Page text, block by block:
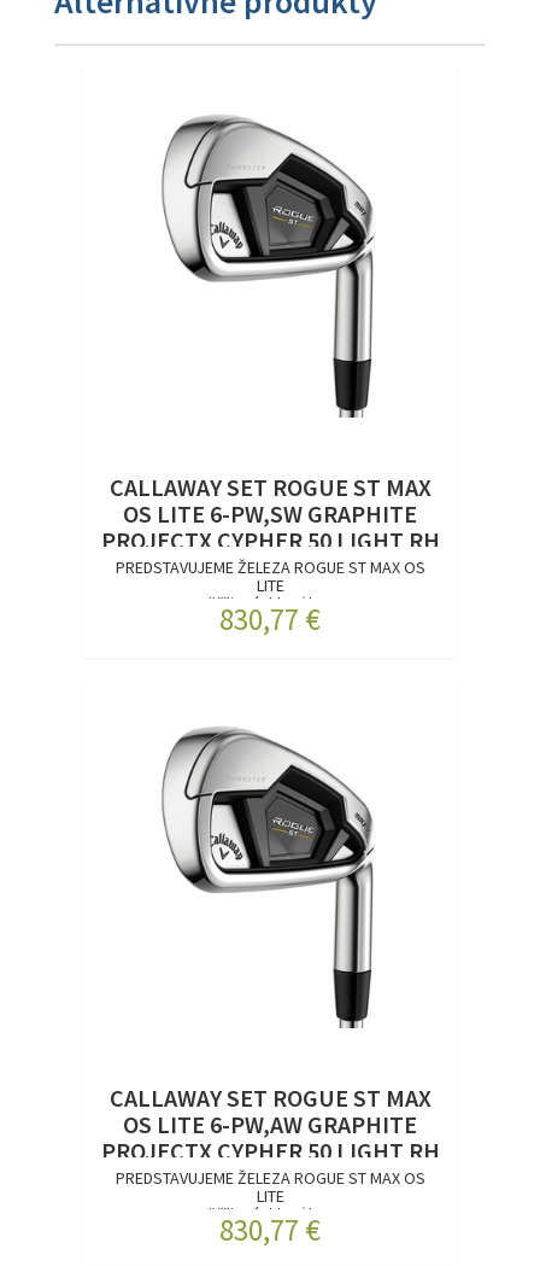
CALLAWAY SET ROGUE ST MAX
OS LITE 6-PW,SW GRAPHITE
PROJECTX CYPHER 50 LIGHT RH
PREDSTAVUJEME ŽELEZA ROGUE ST MAX OS
LITE
Väčšia rýchlosť lop...
830,77 €
CALLAWAY SET ROGUE ST MAX
OS LITE 6-PW,AW GRAPHITE
PROJECTX CYPHER 50 LIGHT RH
PREDSTAVUJEME ŽELEZA ROGUE ST MAX OS
LITE
Väčšia rýchlosť lop...
830,77 €